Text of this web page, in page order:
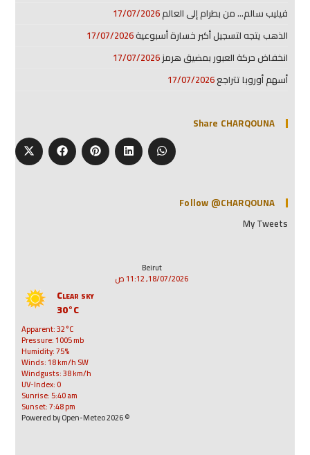
فيليب سالم… من بطرام إلى العالم17/07/2026
الذهب يتجه لتسجيل أكبر خسارة أسبوعية17/07/2026
انخفاض حركة العبور بمضيق هرمز17/07/2026
أسهم أوروبا تتراجع17/07/2026
Share CHARQOUNA
Follow @CHARQOUNA
My Tweets
Beirut
18/07/2026, 11:12 ص
Clear sky
30°C
Apparent: 32°C
Pressure: 1005 mb
Humidity: 75%
Winds: 18 km/h SW
Windgusts: 38 km/h
UV-Index: 0
Sunrise: 5:40 am
Sunset: 7:48 pm
© 2026 Powered by Open-Meteo